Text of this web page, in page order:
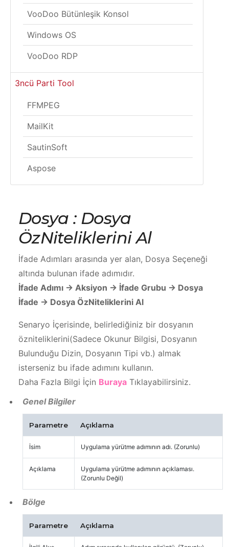
VooDoo Bütünleşik Konsol
Windows OS
VooDoo RDP
3ncü Parti Tool
FFMPEG
MailKit
SautinSoft
Aspose
Dosya : Dosya
ÖzNiteliklerini Al
İfade Adımları arasında yer alan, Dosya Seçeneği
altında bulunan ifade adımıdır.
İfade Adımı -> Aksiyon -> İfade Grubu -> Dosya
İfade -> Dosya ÖzNiteliklerini Al
Senaryo İçerisinde, belirlediğiniz bir dosyanın
özniteliklerini(Sadece Okunur Bilgisi, Dosyanın
Bulunduğu Dizin, Dosyanın Tipi vb.) almak
isterseniz bu ifade adımını kullanın.
Daha Fazla Bilgi İçin Buraya Tıklayabilirsiniz.
Genel Bilgiler
Parametre Açıklama
İsim Uygulama yürütme adımının adı. (Zorunlu)
Açıklama
Uygulama yürütme adımının açıklaması.
(Zorunlu Değil)
Bölge
Parametre Açıklama